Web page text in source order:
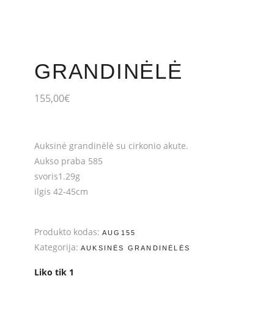
GRANDINĖLĖ
155,00€
Auksinė grandinėlė su cirkonio akute.
Aukso praba 585
svoris1.29g
ilgis 42-45cm
Produkto kodas: AUG155
Kategorija: AUKSINĖS GRANDINĖLĖS
Liko tik 1